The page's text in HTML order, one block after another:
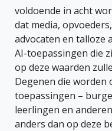
voldoende in acht
dat media,
advocaten en talloze
AI-toepassingen die
op deze waarden
Degenen die worden
toepassingen –
leerlingen en
anders dan op deze